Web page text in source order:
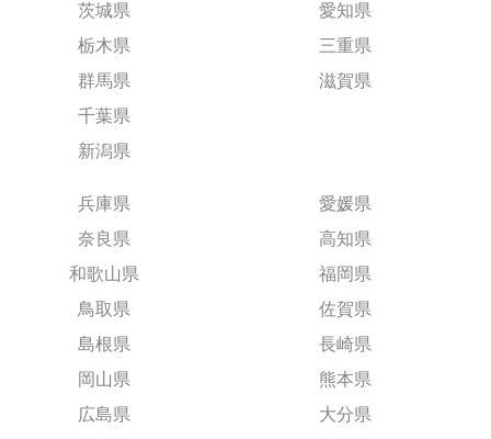
茨城県
栃木県
群馬県
千葉県
新潟県
愛知県
三重県
滋賀県
兵庫県
奈良県
和歌山県
鳥取県
島根県
岡山県
広島県
愛媛県
高知県
福岡県
佐賀県
長崎県
熊本県
大分県